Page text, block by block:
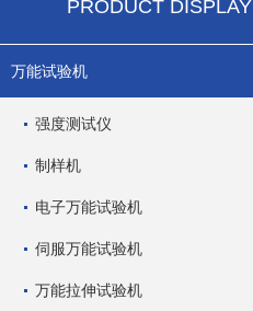
PRODUCT DISPLAY
万能试验机
强度测试仪
制样机
电子万能试验机
伺服万能试验机
万能拉伸试验机